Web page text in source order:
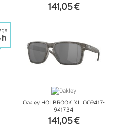
141,05 €
Oakley HOLBROOK XL OO9417-
941734
141,05 €